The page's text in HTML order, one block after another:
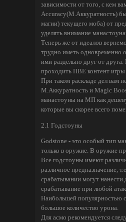
зависимости от того, с кем
Accuracy(М.Аккуратность)
магии) текущего моба) от
уделять внимание
Теперь же от идеалов
трудно иметь одновременно
ими раздельно друг от
проходить ПВЕ контент игры
При таком раскладе дел вам
M.Аккуратность и Magic
манастоуны на МП как
которые вы скорее всего
2.1 Годстоуны
Godstone - это особый тип
только в оружие. В оружие
Все годстоуны имеют
различное предназначение,
срабатывании могут
срабатывание при любой
Наибольшей популярностью
большое количество урона.
Для асмо рекомендуется